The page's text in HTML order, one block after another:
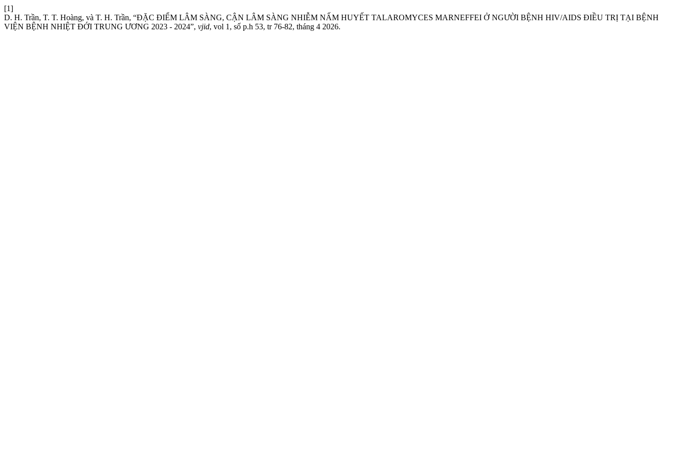
[1]
D. H. Trần, T. T. Hoàng, và T. H. Trần, “ĐẶC ĐIỂM LÂM SÀNG, CẬN LÂM SÀNG NHIỄM NẤM HUYẾT TALAROMYCES MARNEFFEI Ở NGƯỜI BỆNH HIV/AIDS ĐIỀU TRỊ TẠI BỆNH
VIỆN BỆNH NHIỆT ĐỚI TRUNG ƯƠNG 2023 - 2024”, vjid, vol 1, số p.h 53, tr 76-82, tháng 4 2026.